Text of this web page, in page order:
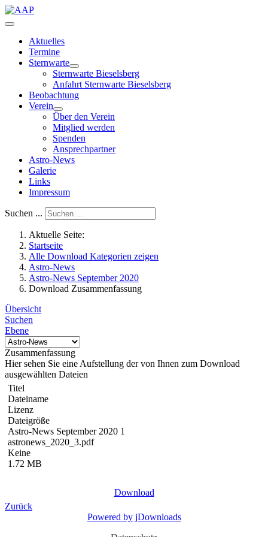
Aktuelles
Termine
Sternwarte
Sternwarte Bieselsberg
Anfahrt Sternwarte Bieselsberg
Beobachtung
Verein
Über den Verein
Mitglied werden
Spenden
Ansprechpartner
Astro-News
Galerie
Links
Impressum
Suchen ...
Aktuelle Seite:
Startseite
Alle Download Kategorien zeigen
Astro-News
Astro-News September 2020
Download Zusammenfassung
Übersicht
Suchen
Ebene
Zusammenfassung
Hier sehen Sie eine Aufstellung der von Ihnen zum Download
ausgewählten Dateien
Titel
Dateiname
Lizenz
Dateigröße
Astro-News September 2020 1
astronews_2020_3.pdf
Keine
1.72 MB
Download
Zurück
Powered by jDownloads